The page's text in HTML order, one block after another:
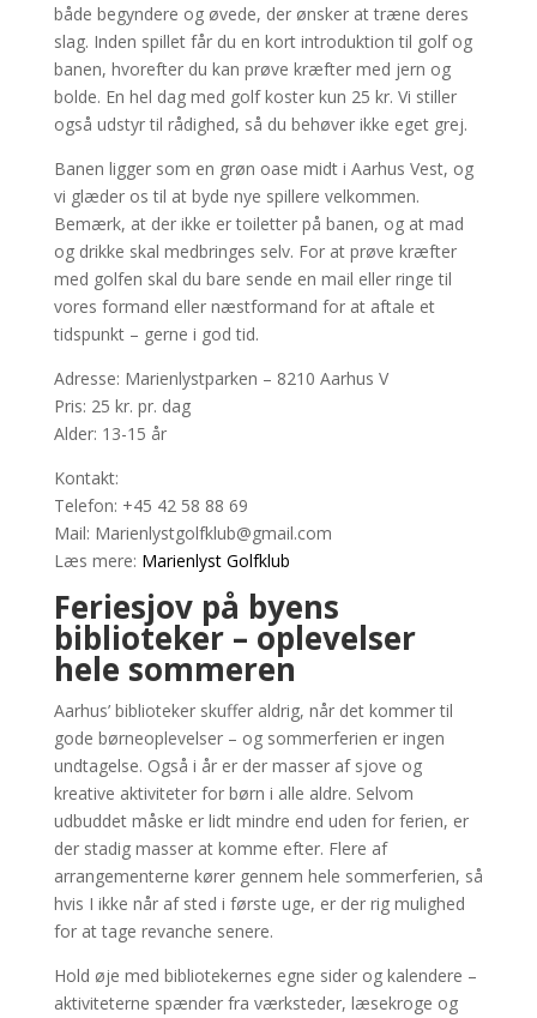
både begyndere og øvede, der ønsker at træne deres
slag. Inden spillet får du en kort introduktion til golf og
banen, hvorefter du kan prøve kræfter med jern og
bolde. En hel dag med golf koster kun 25 kr. Vi stiller
også udstyr til rådighed, så du behøver ikke eget grej.
Banen ligger som en grøn oase midt i Aarhus Vest, og
vi glæder os til at byde nye spillere velkommen.
Bemærk, at der ikke er toiletter på banen, og at mad
og drikke skal medbringes selv. For at prøve kræfter
med golfen skal du bare sende en mail eller ringe til
vores formand eller næstformand for at aftale et
tidspunkt – gerne i god tid.
Adresse: Marienlystparken – 8210 Aarhus V
Pris: 25 kr. pr. dag
Alder: 13-15 år
Kontakt:
Telefon: +45 42 58 88 69
Mail: Marienlystgolfklub@gmail.com
Læs mere: Marienlyst Golfklub
Feriesjov på byens
biblioteker – oplevelser
hele sommeren
Aarhus’ biblioteker skuffer aldrig, når det kommer til
gode børneoplevelser – og sommerferien er ingen
undtagelse. Også i år er der masser af sjove og
kreative aktiviteter for børn i alle aldre. Selvom
udbuddet måske er lidt mindre end uden for ferien, er
der stadig masser at komme efter. Flere af
arrangementerne kører gennem hele sommerferien, så
hvis I ikke når af sted i første uge, er der rig mulighed
for at tage revanche senere.
Hold øje med bibliotekernes egne sider og kalendere –
aktiviteterne spænder fra værksteder, læsekroge og